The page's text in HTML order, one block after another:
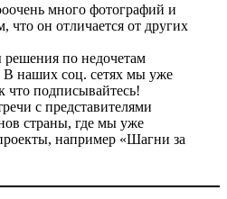
много фотографий и
что он отличается от других
по недочетам
В наших соц. сетях мы уже
что подписывайтесь!
с представителями
страны, где мы уже
например «Шагни за